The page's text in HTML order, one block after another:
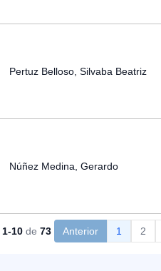
Pertuz Belloso, Silvaba Beatriz
Núñez Medina, Gerardo
1-10 de 73 Anterior 1 2